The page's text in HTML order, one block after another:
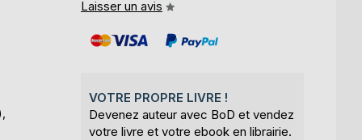
Laisser un avis
VOTRE PROPRE LIVRE !
Devenez auteur avec BoD et vendez
votre livre et votre ebook en librairie.